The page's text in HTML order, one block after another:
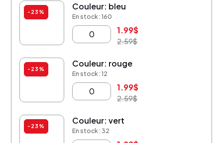
-23%
Couleur: bleu
En stock : 160
1.99$
2.59$
-23%
Couleur: rouge
En stock : 12
1.99$
2.59$
-23%
Couleur: vert
En stock : 32